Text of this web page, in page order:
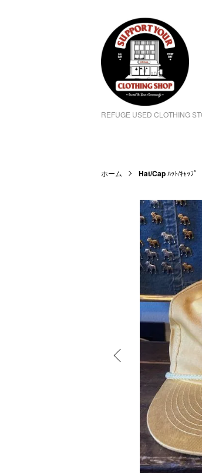
REFUGE USED CLOTHING
ホーム Hat/Capﾊｯﾄ/ｷｬｯﾌﾟ